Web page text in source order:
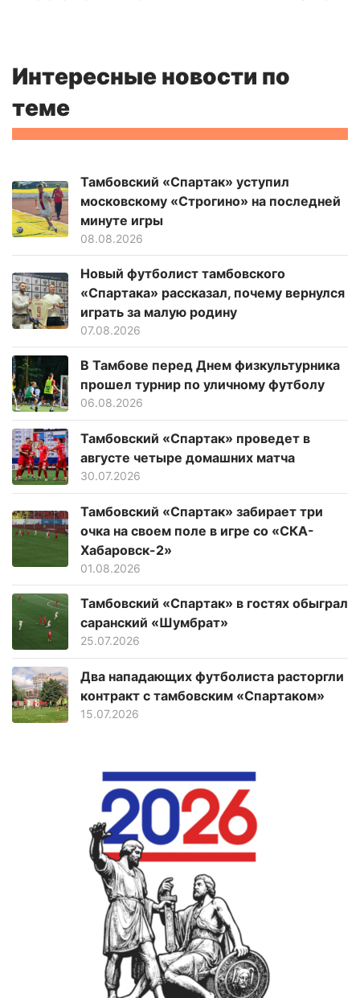
Интересные новости по
теме
Тамбовский «Спартак» уступил
московскому «Строгино» на последней
минуте игры
08.08.2026
Новый футболист тамбовского
«Спартака» рассказал, почему вернулся
играть за малую родину
07.08.2026
В Тамбове перед Днем физкультурника
прошел турнир по уличному футболу
06.08.2026
Тамбовский «Спартак» проведет в
августе четыре домашних матча
30.07.2026
Тамбовский «Спартак» забирает три
очка на своем поле в игре со «СКА-
Хабаровск-2»
01.08.2026
Тамбовский «Спартак» в гостях обыграл
саранский «Шумбрат»
25.07.2026
Два нападающих футболиста расторгли
контракт с тамбовским «Спартаком»
15.07.2026